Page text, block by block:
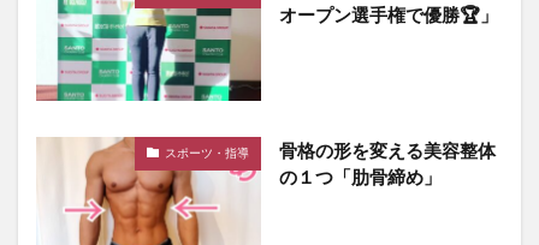
オープン選手権で優勝🏆️」
スポーツ・指導
骨格の形を変える美容整体
の１つ「肋骨締め」